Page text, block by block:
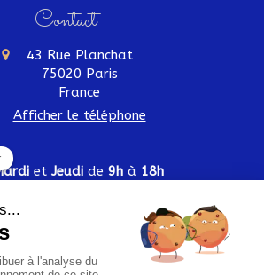
Contact
43 Rue Planchat
75020 Paris
France
Afficher le téléphone
et Jeudide 9hà 18h
Mentions légales